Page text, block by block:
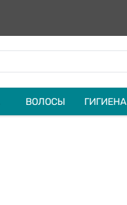
ВОЛОСЫ ГИГИЕНА